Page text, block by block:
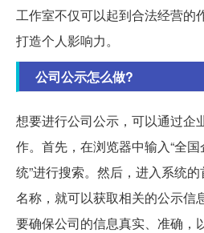
工作室不仅可以起到合法经营的
打造个人影响力。
公司公示怎么做?
想要进行公司公示，可以通过企
作。首先，在浏览器中输入“全
统”进行搜索。然后，进入系统
名称，就可以获取相关的公示信
要确保公司的信息真实、准确，